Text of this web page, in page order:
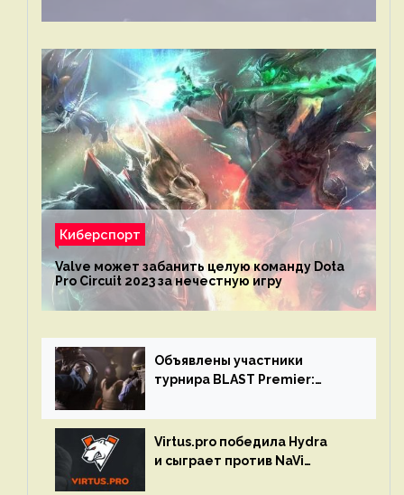
Киберспорт
Valve может забанить целую команду Dota
Pro Circuit 2023 за нечестную игру
Объявлены участники
турнира BLAST Premier:
Virtus.pro победила Hydra
и сыграет против NaVi